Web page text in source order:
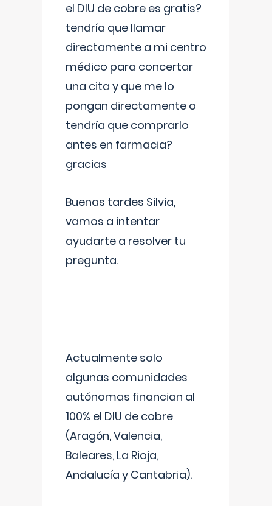
el DIU de cobre es gratis?
tendría que llamar
directamente a mi centro
médico para concertar
una cita y que me lo
pongan directamente o
tendría que comprarlo
antes en farmacia?
gracias
Buenas tardes Silvia,
vamos a intentar
ayudarte a resolver tu
pregunta.
Actualmente solo
algunas comunidades
autónomas financian al
100% el DIU de cobre
(Aragón, Valencia,
Baleares, La Rioja,
Andalucía y Cantabria).